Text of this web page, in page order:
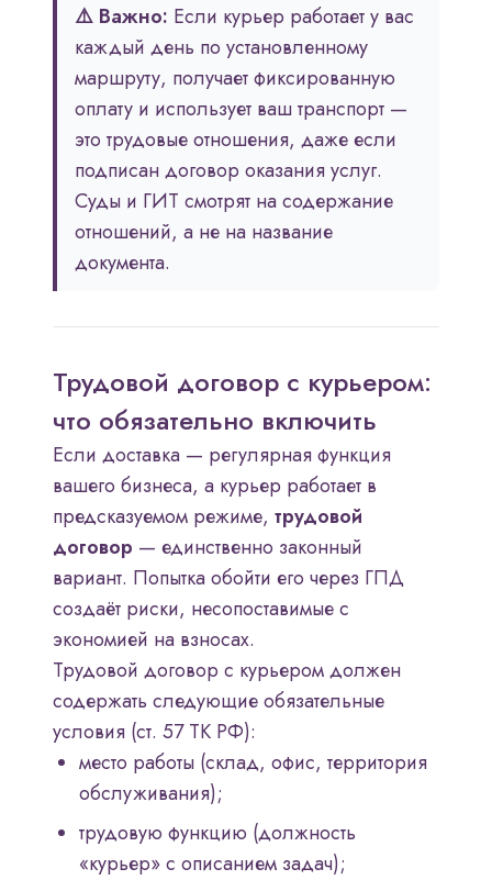
⚠️ Важно: Если курьер работает у вас
каждый день по установленному
маршруту, получает фиксированную
оплату и использует ваш транспорт —
это трудовые отношения, даже если
подписан договор оказания услуг.
Суды и ГИТ смотрят на содержание
отношений, а не на название
документа.
Трудовой договор с курьером:
что обязательно включить
Если доставка — регулярная функция
вашего бизнеса, а курьер работает в
предсказуемом режиме, трудовой
договор — единственно законный
вариант. Попытка обойти его через ГПД
создаёт риски, несопоставимые с
экономией на взносах.
Трудовой договор с курьером должен
содержать следующие обязательные
условия (ст. 57 ТК РФ):
место работы (склад, офис, территория
обслуживания);
трудовую функцию (должность
«курьер» с описанием задач);